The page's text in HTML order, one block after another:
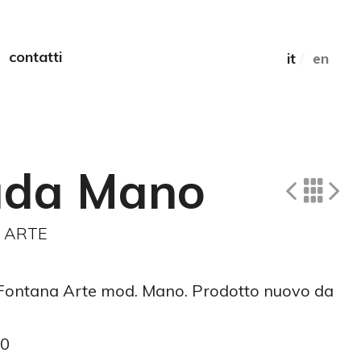
contatti it/ en
Mano
Arte mod. Mano. Prodotto nuovo da